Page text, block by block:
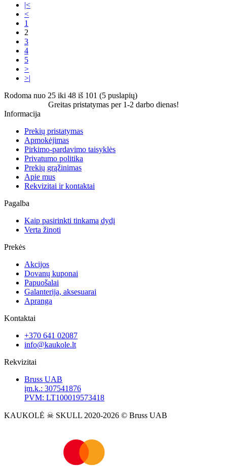
|<
<
1
2
3
4
5
>
>|
Rodoma nuo 25 iki 48 iš 101 (5 puslapių)
Greitas pristatymas per 1-2 darbo dienas!
Informacija
Prekių pristatymas
Apmokėjimas
Pirkimo-pardavimo taisyklės
Privatumo politika
Prekių grąžinimas
Apie mus
Rekvizitai ir kontaktai
Pagalba
Kaip pasirinkti tinkamą dydį
Verta žinoti
Prekės
Akcijos
Dovanų kuponai
Papuošalai
Galanterija, aksesuarai
Apranga
Kontaktai
+370 641 02087
info@kaukole.lt
Rekvizitai
Bruss UAB
įm.k.: 307541876
PVM: LT100019573418
KAUKOLĖ ☠ SKULL 2020-2026 © Bruss UAB